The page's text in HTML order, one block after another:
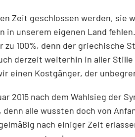
Zeit geschlossen werden, sie
unserem eigenen Land
100%, denn der
derzeit weiterhin in aller
einen Kostgänger, der
2015 nach dem Wahlsieg der
alle wussten doch von
nach einiger Zeit